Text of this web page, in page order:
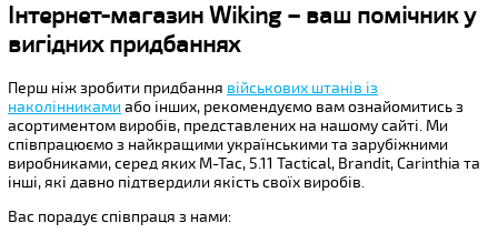
Інтернет-магазин Wiking – ваш помічник у
вигідних придбаннях
Перш ніж зробити придбання військових штанів із
наколінникамиабо інших, рекомендуємо вам ознайомитись з
асортиментом виробів, представлених на нашому сайті. Ми
співпрацюємо з найкращими українськими та зарубіжними
виробниками, серед яких M-Tac, 5.11 Tactical, Brandit, Carinthia та
інші, які давно підтвердили якість своїх виробів.
Вас порадує співпраця з нами: